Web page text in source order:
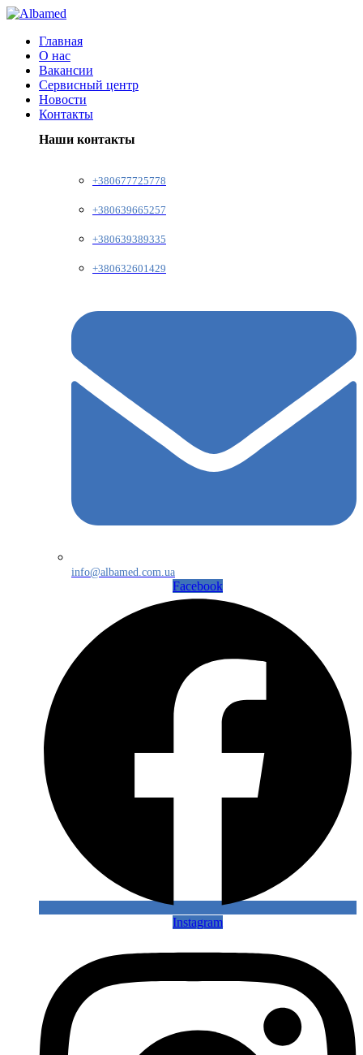
Главная
О нас
Вакансии
Сервисный центр
Новости
Контакты
Наши контакты
+380677725778
+380639665257
+380639389335
+380632601429
info@albamed.com.ua
Facebook
Instagram